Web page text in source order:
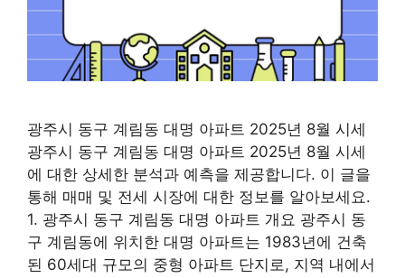
광주시 동구 계림동 대명 아파트 2025년 8월 시세
광주시 동구 계림동 대명 아파트 2025년 8월 시세
에 대한 상세한 분석과 예측을 제공합니다. 이 글을
통해 매매 및 전세 시장에 대한 정보를 알아보세요.
1. 광주시 동구 계림동 대명 아파트 개요 광주시 동
구 계림동에 위치한 대명 아파트는 1983년에 건축
된 60세대 규모의 중형 아파트 단지로, 지역 내에서